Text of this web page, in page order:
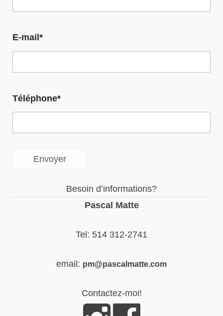
E-mail*
Téléphone*
Besoin d’informations?
Pascal Matte
Tel: 514 312-2741
email: pm@pascalmatte.com
Contactez-moi!